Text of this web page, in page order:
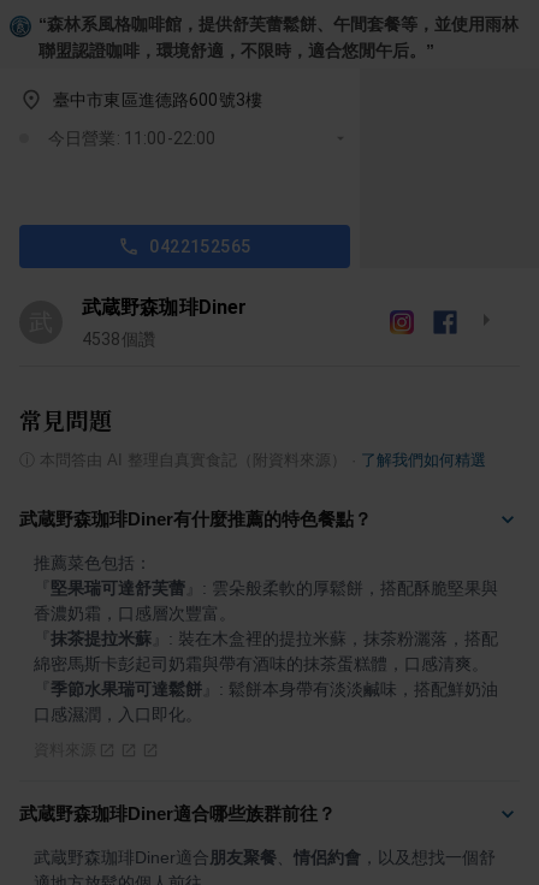
“森林系風格咖啡館，提供舒芙蕾鬆餅、午間套餐等，並使用雨林
聯盟認證咖啡，環境舒適，不限時，適合悠閒午后。 ”
臺中市東區進德路600號3樓
今日營業: 11:00-22:00
0422152565
武蔵野森珈琲Diner
4538個讚
常見問題
本問答由 AI 整理自真實食記（附資料來源） 了解我們如何精選
武蔵野森珈琲Diner有什麼推薦的特色餐點？
堅果瑞可達舒芙蕾
: 雲朵般柔軟的厚鬆餅，搭配酥脆堅果與
抹茶提拉米蘇
: 裝在木盒裡的提拉米蘇，抹茶粉灑落，搭配
季節水果瑞可達鬆餅
: 鬆餅本身帶有淡淡鹹味，搭配鮮奶油
口感濕潤，入口即化。
武蔵野森珈琲Diner適合哪些族群前往？
武蔵野森珈琲Diner適合 朋友聚餐 情侶約會 ，以及想找一個舒